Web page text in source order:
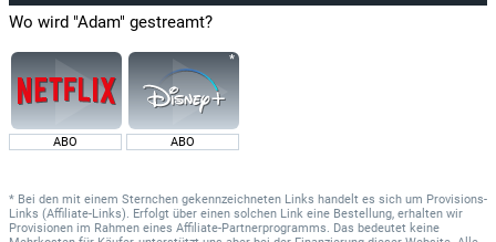
Wo wird "Adam" gestreamt?
ABO ABO
* Bei den mit einem Sternchen gekennzeichneten Links handelt es sich um Provisions-
Links (Affiliate-Links). Erfolgt über einen solchen Link eine Bestellung, erhalten wir
Provisionen im Rahmen eines Affiliate-Partnerprogramms. Das bedeutet keine